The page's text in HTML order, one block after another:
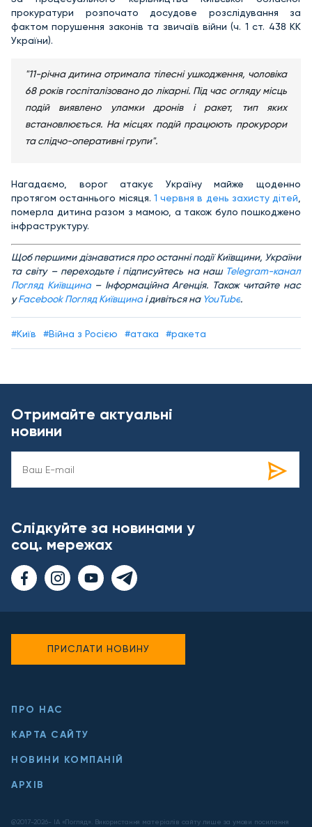
прокуратури розпочато досудове розслідування за
фактом порушення законів та звичаїв війни (ч. 1 ст. 438 КК
України).
"11-річна дитина отримала тілесні ушкодження, чоловіка
68 років госпіталізовано до лікарні. Під час огляду місць
подій виявлено уламки дронів і ракет, тип яких
встановлюється. На місцях подій працюють прокурори
та слідчо-оперативні групи".
Нагадаємо, ворог атакує Україну майже щоденно
протягом останнього місяця. 1 червня в день захисту дітей
померла дитина разом з мамою, а також було пошкоджено
інфраструктуру.
Щоб першими дізнаватися про останні події Київщини, України
та світу – переходьте і підписуйтесь на наш Telegram-канал
Погляд Київщина– Інформаційна Агенція. Також читайте нас
уFacebook Погляд Київщина і дивіться на YouTube.
#Київ #Війна з Росією #атака #ракета
Отримайте актуальні
новини
Слідкуйте за новинами у
соц. мережах
ПРО НАС
КАРТА САЙТУ
НОВИНИ КОМПАНІЙ
АРХІВ
@2017-2026- ІА «Погляд». Використання матеріалів сайту лише за умови посилання
ПРИСЛАТИ НОВИНУ